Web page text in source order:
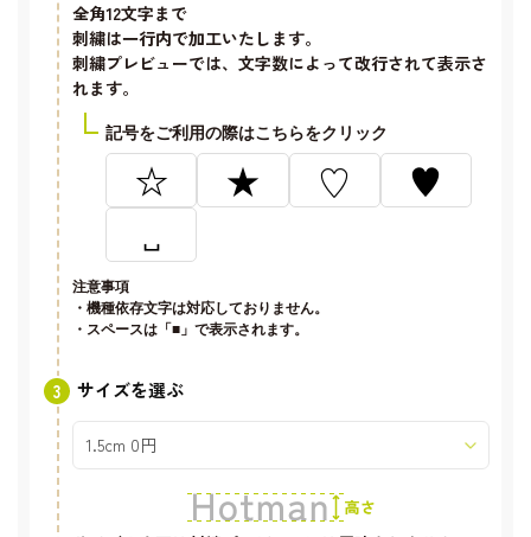
全角12文字まで
刺繍は一行内で加工いたします。
刺繍プレビューでは、文字数によって改行されて表示さ
れます。
記号をご利用の際はこちらをクリック
☆ ★ ♡
♥
␣
注意事項
・機種依存文字は対応しておりません。
・スペースは「■」で表示されます。
サイズを選ぶ